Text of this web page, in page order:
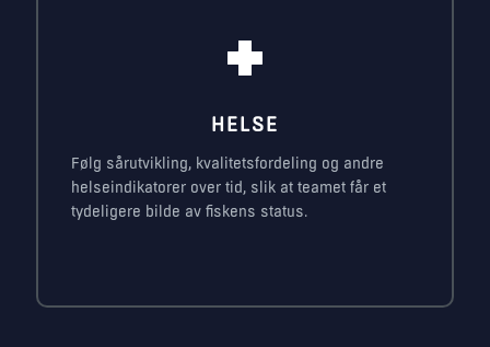
HELSE
Følg sårutvikling, kvalitetsfordeling og andre
helseindikatorer over tid, slik at teamet får et
tydeligere bilde av fiskens status.